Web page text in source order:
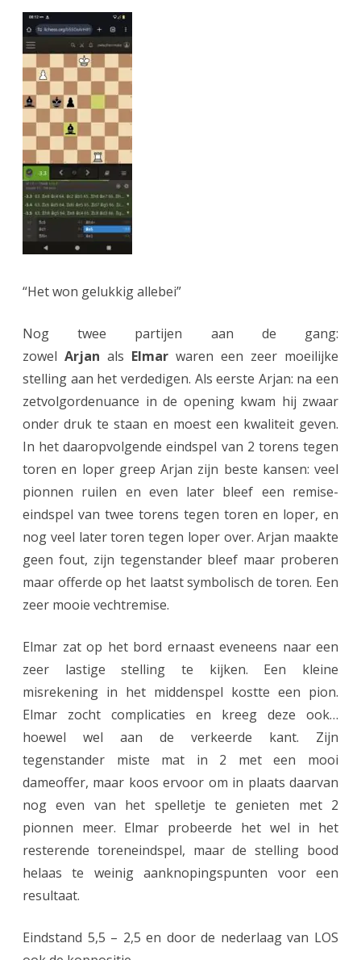
“Het won gelukkig allebei”
Nog twee partijen aan de gang:
zowel Arjan als Elmar waren een zeer moeilijke
stelling aan het verdedigen. Als eerste Arjan: na een
zetvolgordenuance in de opening kwam hij zwaar
onder druk te staan en moest een kwaliteit geven.
In het daaropvolgende eindspel van 2 torens tegen
toren en loper greep Arjan zijn beste kansen: veel
pionnen ruilen en even later bleef een remise-
eindspel van twee torens tegen toren en loper, en
nog veel later toren tegen loper over. Arjan maakte
geen fout, zijn tegenstander bleef maar proberen
maar offerde op het laatst symbolisch de toren. Een
zeer mooie vechtremise.
Elmar zat op het bord ernaast eveneens naar een
zeer lastige stelling te kijken. Een kleine
misrekening in het middenspel kostte een pion.
Elmar zocht complicaties en kreeg deze ook…
hoewel wel aan de verkeerde kant. Zijn
tegenstander miste mat in 2 met een mooi
dameoffer, maar koos ervoor om in plaats daarvan
nog even van het spelletje te genieten met 2
pionnen meer. Elmar probeerde het wel in het
resterende toreneindspel, maar de stelling bood
helaas te weinig aanknopingspunten voor een
resultaat.
Eindstand 5,5 – 2,5 en door de nederlaag van LOS